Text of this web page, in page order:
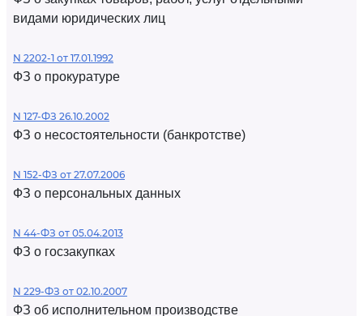
видами юридических лиц
N 2202-1 от 17.01.1992
ФЗ о прокуратуре
N 127-ФЗ 26.10.2002
ФЗ о несостоятельности (банкротстве)
N 152-ФЗ от 27.07.2006
ФЗ о персональных данных
N 44-ФЗ от 05.04.2013
ФЗ о госзакупках
N 229-ФЗ от 02.10.2007
ФЗ об исполнительном производстве